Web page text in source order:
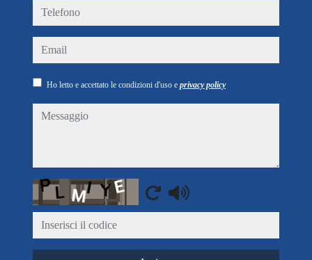
telefono
email
Ho letto e accettato le condizioni d'uso e privacy policy
messaggio
Captcha